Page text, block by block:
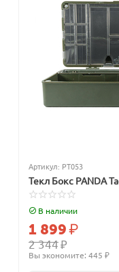
Артикул: PT053
Текл Бокс PANDA
В наличии
2 344₽
1 899₽
Вы экономите: 445 ₽